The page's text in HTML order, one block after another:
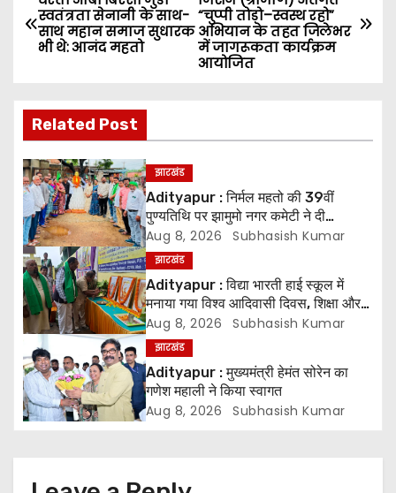
o
t
n
a
v
i
g
a
t
i
n
“चुप्पी तोड़ो–स्वस्थ रहो”
अभियान के तहत जिलेभर
में जागरूकता कार्यक्रम
आयोजित
स्वतंत्रता सेनानी के साथ-
साथ महान समाज सुधारक
भी थे: आनंद महतो
Related Post
झारखंड
Adityapur : निर्मल महतो की 39वीं
पुण्यतिथि पर झामुमो नगर कमेटी ने दी
श्रद्धांजलि
Aug 8, 2026 Subhasish Kumar
झारखंड
Adityapur : विद्या भारती हाई स्कूल में
मनाया गया विश्व आदिवासी दिवस, शिक्षा और
संस्कृति संरक्षण पर जोर
Aug 8, 2026 Subhasish Kumar
झारखंड
Adityapur : मुख्यमंत्री हेमंत सोरेन का
गणेश महाली ने किया स्वागत
Aug 8, 2026 Subhasish Kumar